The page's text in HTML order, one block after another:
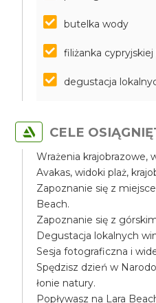
butelka wody
filiżanka
degustacja
CELE
Wrażenia krajobrazowe,
Avakas, widoki plaż,
Zapoznanie się z
Beach.
Zapoznanie się z
Degustacja lokalnych
Sesja fotograficzna i
Spędzisz dzień w
łonie natury.
Popływasz na Lara